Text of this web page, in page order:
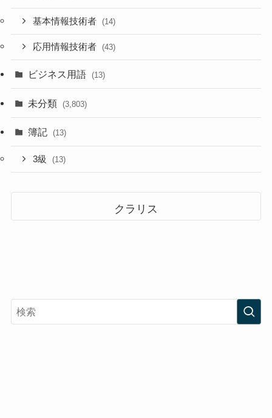
基本情報技術者 (14)
応用情報技術者 (43)
ビジネス用語 (13)
未分類 (3,803)
簿記 (13)
3級 (13)
クラリス